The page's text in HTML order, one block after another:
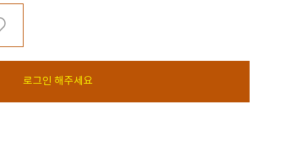
로그인 해주세요